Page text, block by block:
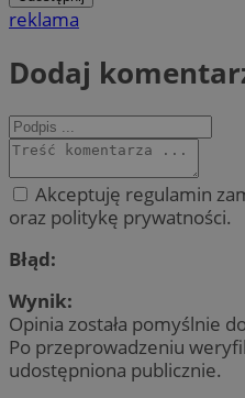
reklama
Dodaj
Akceptuję regulamin
oraz politykę prywatności.
Błąd:
Wynik:
Opinia została pomyślnie
Po przeprowadzeniu
udostępniona publicznie.